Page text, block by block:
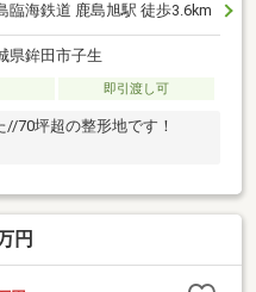
臨海鉄道 鹿島旭駅 徒歩3.6km
県鉾田市子生
即引渡し可
70坪超の整形地です！
円